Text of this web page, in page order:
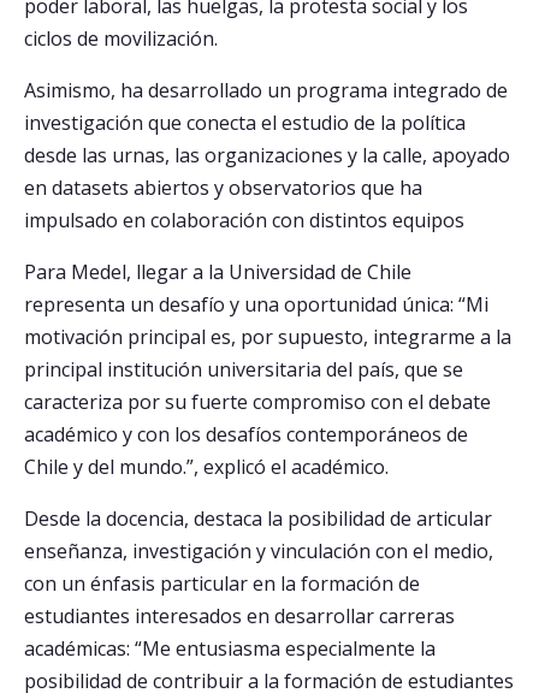
poder laboral, las huelgas, la protesta social y los
ciclos de movilización.
Asimismo, ha desarrollado un programa integrado de
investigación que conecta el estudio de la política
desde las urnas, las organizaciones y la calle, apoyado
en datasets abiertos y observatorios que ha
impulsado en colaboración con distintos equipos
Para Medel, llegar a la Universidad de Chile
representa un desafío y una oportunidad única: “Mi
motivación principal es, por supuesto, integrarme a la
principal institución universitaria del país, que se
caracteriza por su fuerte compromiso con el debate
académico y con los desafíos contemporáneos de
Chile y del mundo.”, explicó el académico.
Desde la docencia, destaca la posibilidad de articular
enseñanza, investigación y vinculación con el medio,
con un énfasis particular en la formación de
estudiantes interesados en desarrollar carreras
académicas: “Me entusiasma especialmente la
posibilidad de contribuir a la formación de estudiantes